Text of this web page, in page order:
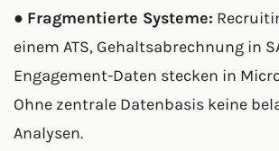
● Fragmentierte Systeme:
einem ATS, Gehaltsabrechnung in
Engagement-Daten stecken in
Ohne zentrale Datenbasis keine
Analysen.